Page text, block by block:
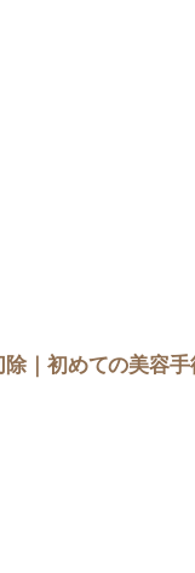
除｜初めての美容手